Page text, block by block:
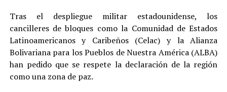
Tras el despliegue militar estadounidense, los
cancilleres de bloques como la Comunidad de Estados
Latinoamericanos y Caribeños (Celac) y la Alianza
Bolivariana para los Pueblos de Nuestra América (ALBA)
han pedido que se respete la declaración de la región
como una zona de paz.